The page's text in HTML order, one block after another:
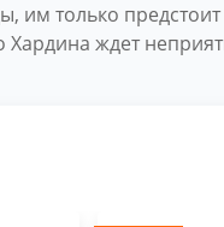
им только
Хардина ждет